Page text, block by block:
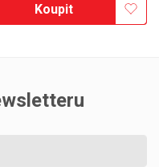
Koupit